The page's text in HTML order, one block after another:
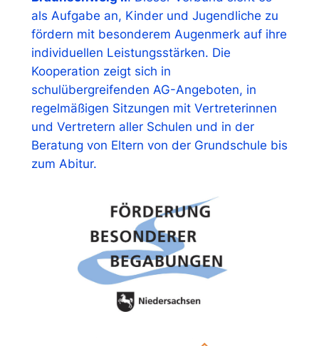
als Aufgabe an, Kinder und Jugendliche zu
fördern mit besonderem Augenmerk auf ihre
individuellen Leistungsstärken. Die
Kooperation zeigt sich in
schulübergreifenden AG-Angeboten, in
regelmäßigen Sitzungen mit Vertreterinnen
und Vertretern aller Schulen und in der
Beratung von Eltern von der Grundschule bis
zum Abitur.